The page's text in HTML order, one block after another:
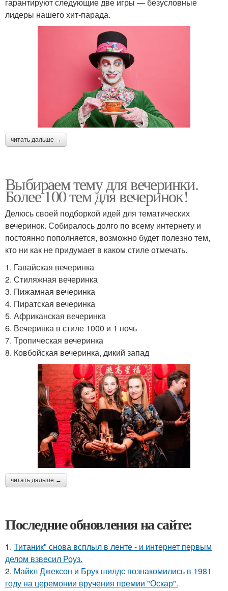
гарантируют следующие две игры — безусловные
лидеры нашего хит-парада.
читать дальше →
Выбираем тему для вечеринки.
Более 100 тем для вечеринок!
Делюсь своей подборкой идей для тематических
вечеринок. Собиралось долго по всему интернету и
постоянно пополняется, возможно будет полезно тем,
кто ни как не придумает в каком стиле отмечать.
1. Гавайская вечеринка
2. Стиляжная вечеринка
3. Пижамная вечеринка
4. Пиратская вечеринка
5. Африканская вечеринка
6. Вечеринка в стиле 1000 и 1 ночь
7. Тропическая вечеринка
8. Ковбойская вечеринка, дикий запад
читать дальше →
Последние обновления на сайте:
1. Титаник" снова всплыл в ленте - и интернет первым
делом взвесил Роуз.
2. Майкл Джексон и Брук шилдс познакомились в 1981
году на церемонии вручения премии "Оскар".